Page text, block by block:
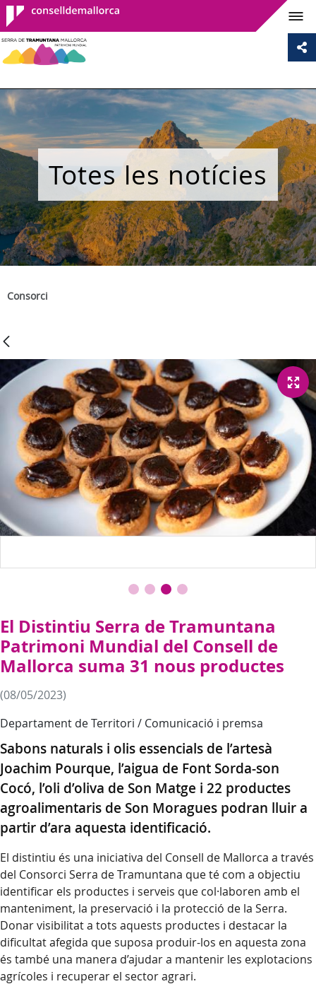
Consell de
Mallorca
Totes les notícies
Consorci
El Distintiu Serra de Tramuntana
Patrimoni Mundial del Consell de
Mallorca suma 31 nous productes
(08/05/2023)
Departament de Territori / Comunicació i premsa
Sabons naturals i olis essencials de l’artesà
Joachim Pourque, l’aigua de Font Sorda-son
Cocó, l’oli d’oliva de Son Matge i 22 productes
agroalimentaris de Son Moragues podran lluir a
partir d’ara aquesta identificació.
El distintiu és una iniciativa del Consell de Mallorca a través
del Consorci Serra de Tramuntana que té com a objectiu
identificar els productes i serveis que col·laboren amb el
manteniment, la preservació i la protecció de la Serra.
Donar visibilitat a tots aquests productes i destacar la
dificultat afegida que suposa produir-los en aquesta zona
és també una manera d’ajudar a mantenir les explotacions
agrícoles i recuperar el sector agrari.